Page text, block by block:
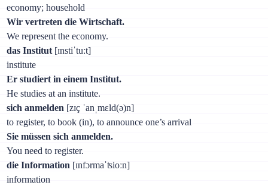
economy; household
Wir vertreten die Wirtschaft.
We represent the economy.
das Institut [ɪnstiˈtuːt]
institute
Er studiert in einem Institut.
He studies at an institute.
sich anmelden [zɪç ˈanˌmɛld(ə)n]
to register, to book (in), to announce one’s arrival
Sie müssen sich anmelden.
You need to register.
die Information [ɪnfɔrmaˈʦioːn]
information